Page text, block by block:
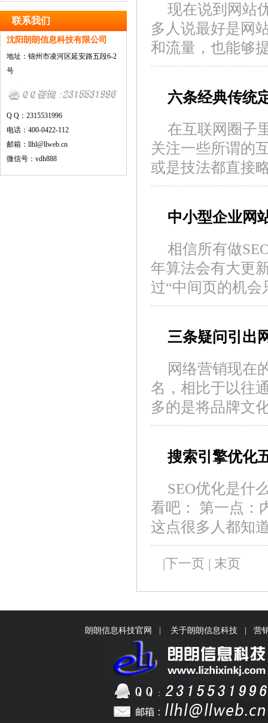
联系我们
沈阳朗朗信息科技有限公司
地址：锦州市凌河区延安路五段6-2
号
Q Q：2315531996
电话：400-0422-112
邮箱：llhl@llweb.cn
微信号：vdh888
现在说到网站
多人说最好是网
和流量，也能够
六条经典传统
在互联网圈子
关注一些所谓的
或是技法都直接
中小型企业网
相信所有做
年算法会有大更
过“中间页的机
三条疑问引出
网络营销现在
名，相比于以往
多的是将品牌文
搜索引擎优化
SEO优化是什
看吧： 第一点：
这点很多人都知
|下一页 | 末页
朗朗信息科技官网 关于朗朗信息科技 营